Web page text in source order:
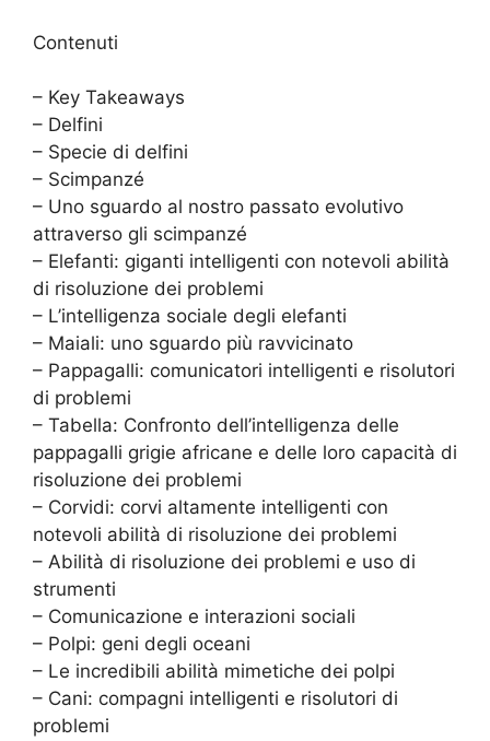
Contenuti
– Key Takeaways
– Delfini
– Specie di delfini
– Scimpanzé
– Uno sguardo al nostro passato evolutivo
attraverso gli scimpanzé
– Elefanti: giganti intelligenti con notevoli abilità
di risoluzione dei problemi
– L’intelligenza sociale degli elefanti
– Maiali: uno sguardo più ravvicinato
– Pappagalli: comunicatori intelligenti e risolutori
di problemi
– Tabella: Confronto dell’intelligenza delle
pappagalli grigie africane e delle loro capacità di
risoluzione dei problemi
– Corvidi: corvi altamente intelligenti con
notevoli abilità di risoluzione dei problemi
– Abilità di risoluzione dei problemi e uso di
strumenti
– Comunicazione e interazioni sociali
– Polpi: geni degli oceani
– Le incredibili abilità mimetiche dei polpi
– Cani: compagni intelligenti e risolutori di
problemi